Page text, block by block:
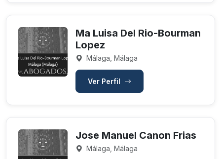
Ma Luisa Del Rio-Bourman
Lopez
Málaga, Málaga
Ver Perfil
Jose Manuel Canon Frias
Málaga, Málaga